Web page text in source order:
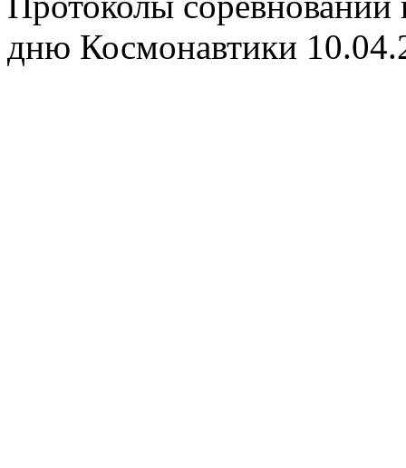
дню Космонавтики